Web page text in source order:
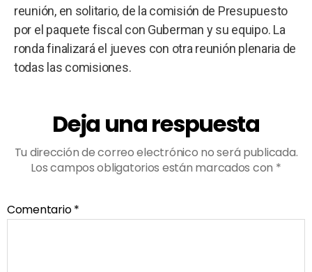
reunión, en solitario, de la comisión de Presupuesto
por el paquete fiscal con Guberman y su equipo. La
ronda finalizará el jueves con otra reunión plenaria de
todas las comisiones.
Deja una respuesta
Tu dirección de correo electrónico no será publicada.
Los campos obligatorios están marcados con *
Comentario*